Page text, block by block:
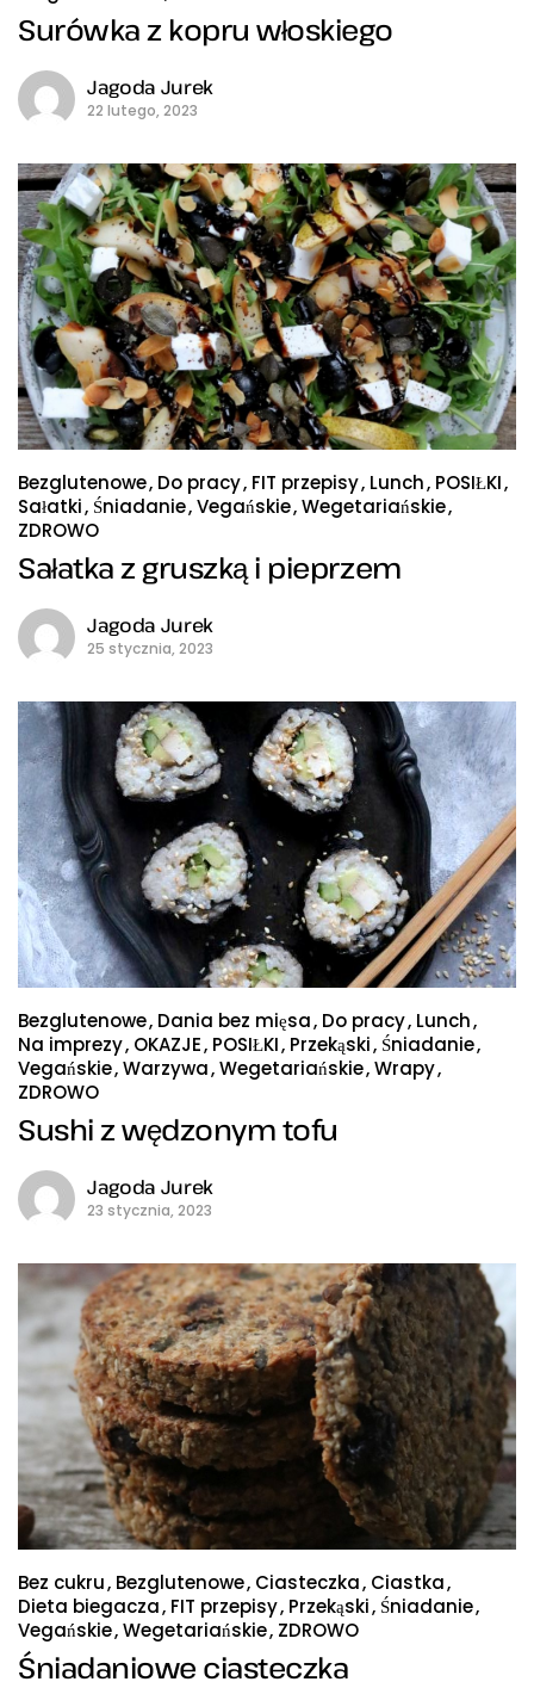
Surówka z kopru włoskiego
Jagoda Jurek
22 lutego, 2023
Bezglutenowe Do pracy FIT przepisy Lunch POSIŁKI
Sałatki Śniadanie Vegańskie Wegetariańskie
ZDROWO
Sałatka z gruszką i pieprzem
Jagoda Jurek
25 stycznia, 2023
Bezglutenowe Dania bez mięsa Do pracy Lunch
Na imprezy OKAZJE POSIŁKI Przekąski Śniadanie
Vegańskie Warzywa Wegetariańskie Wrapy
ZDROWO
Sushi z wędzonym tofu
Jagoda Jurek
23 stycznia, 2023
Bez cukru Bezglutenowe Ciasteczka Ciastka
Dieta biegacza FIT przepisy Przekąski Śniadanie
Vegańskie Wegetariańskie ZDROWO
Śniadaniowe ciasteczka